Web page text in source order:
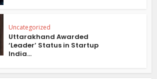
Uncategorized
Uttarakhand Awarded
‘Leader’ Status in Startup
India...